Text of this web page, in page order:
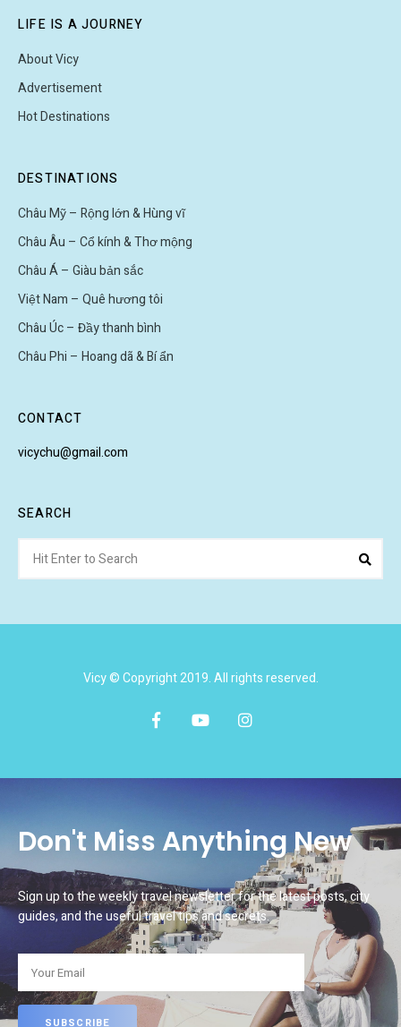
LIFE IS A JOURNEY
About Vicy
Advertisement
Hot Destinations
DESTINATIONS
Châu Mỹ – Rộng lớn & Hùng vĩ
Châu Âu – Cổ kính & Thơ mộng
Châu Á – Giàu bản sắc
Việt Nam – Quê hương tôi
Châu Úc – Đầy thanh bình
Châu Phi – Hoang dã & Bí ẩn
CONTACT
vicychu@gmail.com
SEARCH
for:
Vicy © Copyright 2019. All rights reserved.
Don't Miss Anything New
Sign up to the weekly travel newsletter for the latest posts, city
guides, and the useful travel tips and secrets.